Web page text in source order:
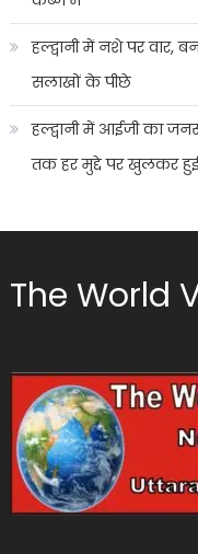
हल्द्वानी में नशे पर
सलाखों के पीछे
हल्द्वानी में आईजी का
तक हर मुद्दे पर खुलकर हुई
The World